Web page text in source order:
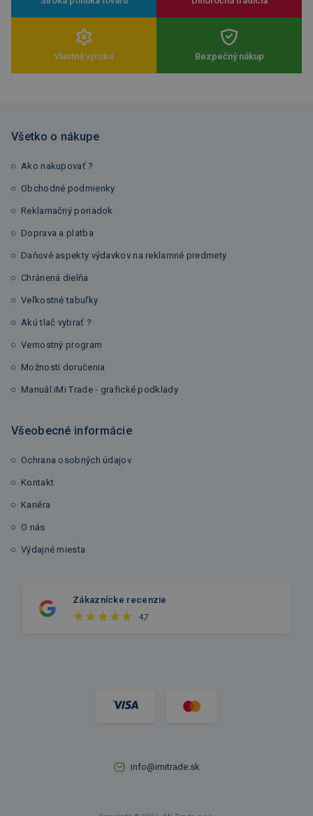
Vlastná výroba Bezpečný nákup
Všetko o nákupe
Ako nakupovať ?
Obchodné podmienky
Reklamačný poriadok
Doprava a platba
Daňové aspekty výdavkov na reklamné predmety
Chránená dielňa
Veľkostné tabuľky
Akú tlač vybrať ?
Vernostný program
Možnosti doručenia
Manuál iMi Trade - grafické podklady
Všeobecné informácie
Ochrana osobných údajov
Kontakt
Kariéra
O nás
Výdajné miesta
Zákaznícke recenzie
4,7
info@imitrade.sk